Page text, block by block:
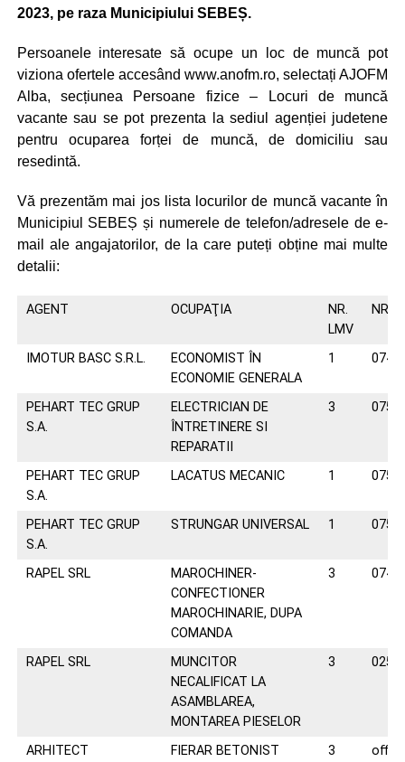
2023, pe raza Municipiului SEBEȘ.
Persoanele interesate să ocupe un loc de muncă pot
viziona ofertele accesând www.anofm.ro, selectați AJOFM
Alba, secțiunea Persoane fizice – Locuri de muncă
vacante sau se pot prezenta la sediul agenției judetene
pentru ocuparea forței de muncă, de domiciliu sau
resedintă.
Vă prezentăm mai jos lista locurilor de muncă vacante în
Municipiul SEBEȘ și numerele de telefon/adresele de e-
mail ale angajatorilor, de la care puteți obține mai multe
detalii:
AGENT OCUPAŢIA
NR.
LMV
NR.
IMOTUR BASC S.R.L.
ECONOMIST ÎN
ECONOMIE GENERALA
1
PEHART TEC GRUP
S.A.
ELECTRICIAN DE
ÎNTRETINERE SI
REPARATII
3
PEHART TEC GRUP
S.A.
LACATUS MECANIC 1
PEHART TEC GRUP
S.A.
STRUNGAR UNIVERSAL 1
RAPEL SRL
MAROCHINER-
CONFECTIONER
MAROCHINARIE, DUPA
COMANDA
3
RAPEL SRL
MUNCITOR
NECALIFICAT LA
ASAMBLAREA,
MONTAREA PIESELOR
3
ARHITECT
FIERAR BETONIST 3